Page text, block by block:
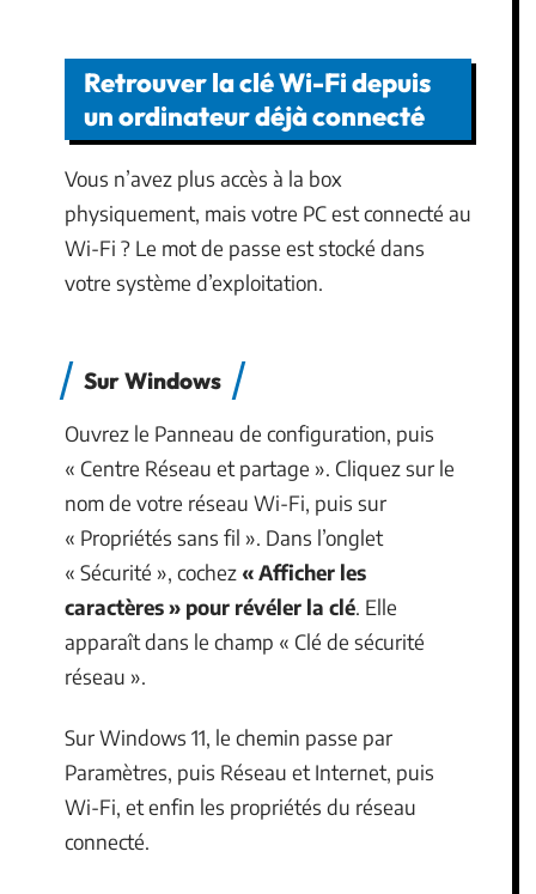
Retrouver la clé Wi-Fi depuis
un ordinateur déjà connecté
Vous n’avez plus accès à la box
physiquement, mais votre PC est connecté au
Wi-Fi ? Le mot de passe est stocké dans
votre système d’exploitation.
Sur Windows
Ouvrez le Panneau de configuration, puis
« Centre Réseau et partage ». Cliquez sur le
nom de votre réseau Wi-Fi, puis sur
« Propriétés sans fil ». Dans l’onglet
« Sécurité », cochez« Afficher les
caractères » pour révéler la clé. Elle
apparaît dans le champ « Clé de sécurité
réseau ».
Sur Windows 11, le chemin passe par
Paramètres, puis Réseau et Internet, puis
Wi-Fi, et enfin les propriétés du réseau
connecté.